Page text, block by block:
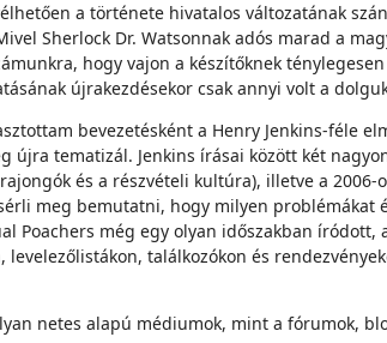
a története hivatalos változatának
Sherlock Dr. Watsonnak adós marad a
hogy vajon a készítőknek
újrakezdésekor csak annyi volt a
bevezetésként a Henry Jenkins-féle
tematizál. Jenkins írásai között két
és a részvételi kultúra), illetve a
meg bemutatni, hogy milyen problémákat
Poachers még egy olyan időszakban
találkozókon és
netes alapú médiumok, mint a fórumok,